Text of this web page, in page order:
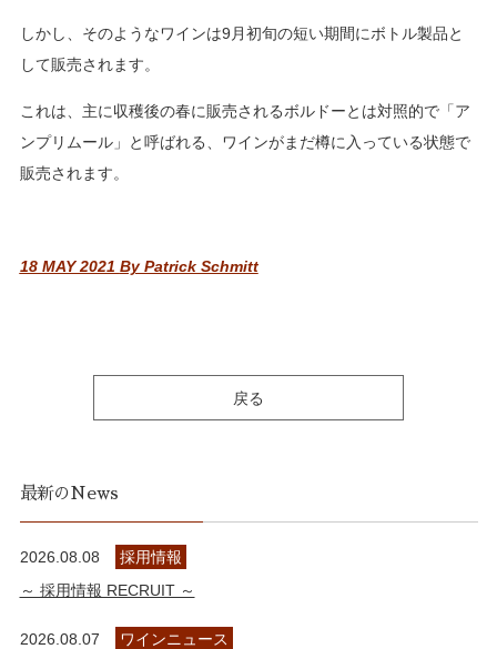
しかし、そのようなワインは9月初旬の短い期間にボトル製品と
して販売されます。
これは、主に収穫後の春に販売されるボルドーとは対照的で「ア
ンプリムール」と呼ばれる、ワインがまだ樽に入っている状態で
販売されます。
18 MAY 2021 By Patrick Schmitt
戻る
最新のNews
2026.08.08
採用情報
～ 採用情報 RECRUIT ～
2026.08.07
ワインニュース